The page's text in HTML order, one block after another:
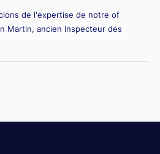
de l'expertise de notre of
Martin, ancien Inspecteur des